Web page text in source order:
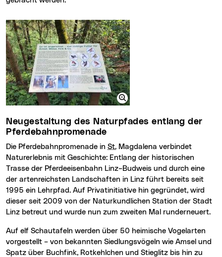
Neugestaltung des Naturpfades entlang der
Pferdebahnpromenade
Die Pferdebahnpromenade in St. Magdalena verbindet
Naturerlebnis mit Geschichte: Entlang der historischen
Trasse der Pferdeeisenbahn Linz–Budweis und durch eine
der artenreichsten Landschaften in Linz führt bereits seit
1995 ein Lehrpfad. Auf Privatinitiative hin gegründet, wird
dieser seit 2009 von der Naturkundlichen Station der Stadt
Linz betreut und wurde nun zum zweiten Mal runderneuert.
Auf elf Schautafeln werden über 50 heimische Vogelarten
vorgestellt – von bekannten Siedlungsvögeln wie Amsel und
Spatz über Buchfink, Rotkehlchen und Stieglitz bis hin zu